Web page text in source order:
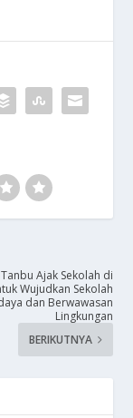
Ajak Sekolah di
Wujudkan Sekolah
dan Berwawasan
Lingkungan
BERIKUTNYA